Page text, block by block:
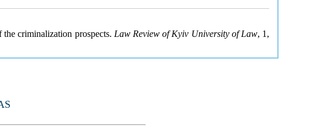
criminalization prospects. Law Review of Kyiv University of Law, 1,